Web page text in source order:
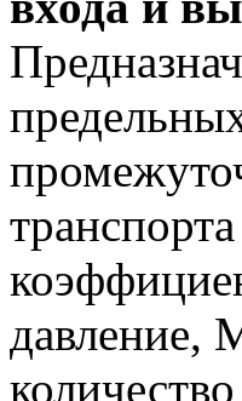
давление,